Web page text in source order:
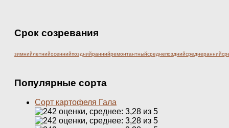
Срок созревания
зимнийлетнийосеннийпозднийраннийремонтантныйсреднепозднийсреднеранний
Популярные сорта
Сорт картофеля Гала